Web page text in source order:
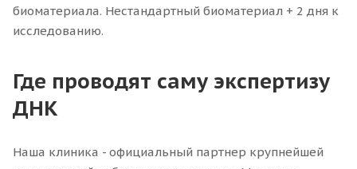
биоматериала. Нестандартный биоматериал + 2 дня к
исследованию.
Где проводят саму экспертизу
ДНК
Наша клиника - официальный партнер крупнейшей